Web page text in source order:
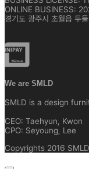
ONLINE BUSINESS:
경기도 광주시 초월읍 두
We are SMLD
SMLD is a design
CEO: Taehyun, Kwon
CPO: Seyoung, Lee
Copyrights 2016